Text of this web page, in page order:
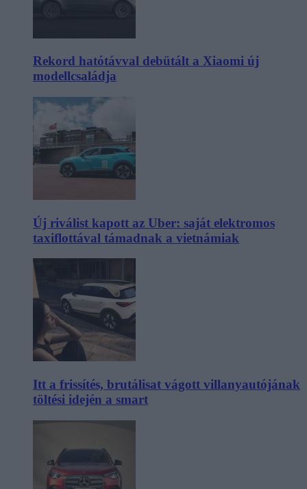
Rekord hatótávval debütált a Xiaomi új
modellcsaládja
Új riválist kapott az Uber: saját elektromos
taxiflottával támadnak a vietnámiak
Itt a frissítés, brutálisat vágott villanyautójának
töltési idején a smart